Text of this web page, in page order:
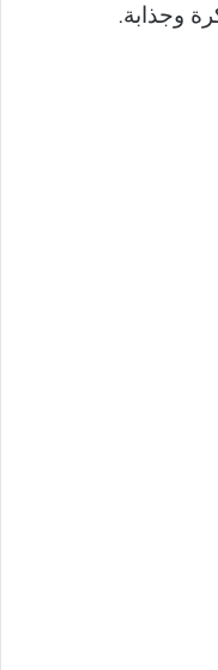
وجذابة.